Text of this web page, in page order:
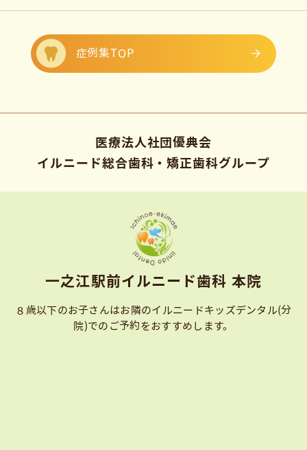
症例集TOP
医療法人社団優典会
イルニード総合歯科・矯正歯科グループ
⼀之江駅前イルニード⻭科 本院
８歳以下のお子さんはお隣のイルニードキッズデンタル(分
院)での ご予約をおすすめします。